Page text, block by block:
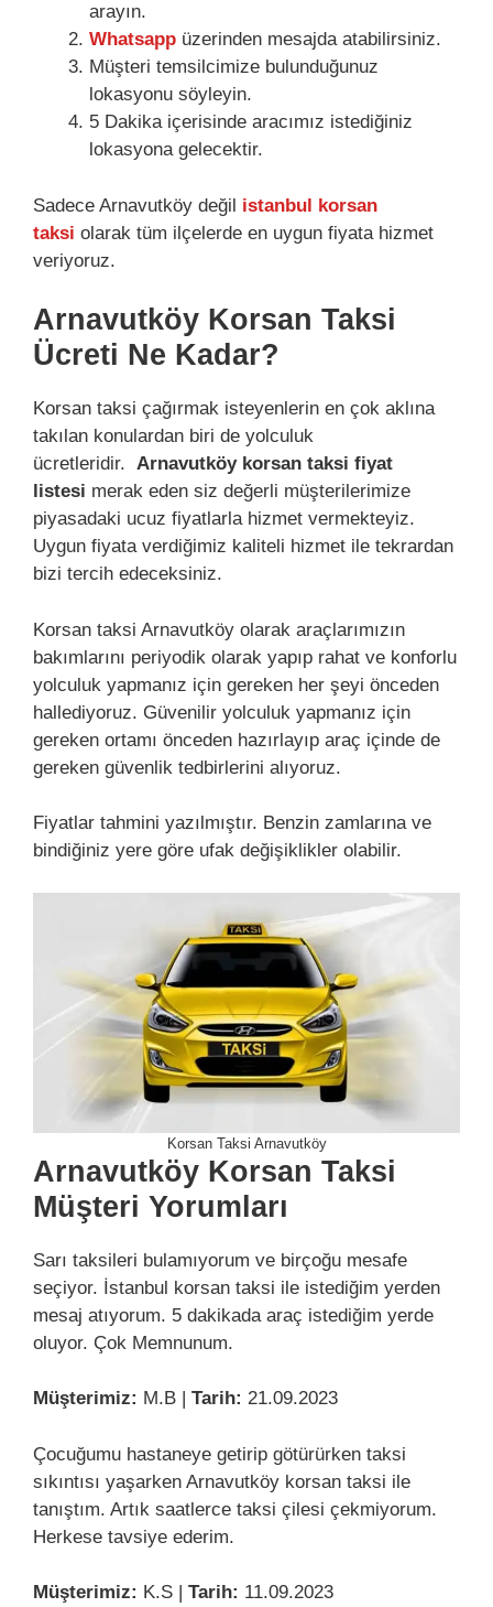
arayın.
Whatsapp üzerinden mesajda atabilirsiniz.
Müşteri temsilcimize bulunduğunuz
lokasyonu söyleyin.
5 Dakika içerisinde aracımız istediğiniz
lokasyona gelecektir.
Sadece Arnavutköy değil istanbul korsan
taksi olarak tüm ilçelerde en uygun fiyata hizmet
veriyoruz.
Arnavutköy Korsan Taksi
Ücreti Ne Kadar?
Korsan taksi çağırmak isteyenlerin en çok aklına
takılan konulardan biri de yolculuk
ücretleridir. Arnavutköy korsan taksi fiyat
listesi merak eden siz değerli müşterilerimize
piyasadaki ucuz fiyatlarla hizmet vermekteyiz.
Uygun fiyata verdiğimiz kaliteli hizmet ile tekrardan
bizi tercih edeceksiniz.
Korsan taksi Arnavutköy olarak araçlarımızın
bakımlarını periyodik olarak yapıp rahat ve konforlu
yolculuk yapmanız için gereken her şeyi önceden
hallediyoruz. Güvenilir yolculuk yapmanız için
gereken ortamı önceden hazırlayıp araç içinde de
gereken güvenlik tedbirlerini alıyoruz.
Fiyatlar tahmini yazılmıştır. Benzin zamlarına ve
bindiğiniz yere göre ufak değişiklikler olabilir.
Korsan Taksi Arnavutköy
Arnavutköy Korsan Taksi
Müşteri Yorumları
Sarı taksileri bulamıyorum ve birçoğu mesafe
seçiyor. İstanbul korsan taksi ile istediğim yerden
mesaj atıyorum. 5 dakikada araç istediğim yerde
oluyor. Çok Memnunum.
Müşterimiz: M.B | Tarih: 21.09.2023
Çocuğumu hastaneye getirip götürürken taksi
sıkıntısı yaşarken Arnavutköy korsan taksi ile
tanıştım. Artık saatlerce taksi çilesi çekmiyorum.
Herkese tavsiye ederim.
Müşterimiz: K.S | Tarih: 11.09.2023